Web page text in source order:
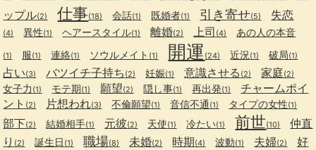
ップル(2) 仕事(18) 会話(1) 既婚者(1) 引き寄せ(5) 失恋
(4) 異性(1) ヘアースタイル(1) 離婚(2) 上司 (4) あの人の本音
(1) 服(1) 連絡(1) ソウルメイト (1) 開運 (24) 近況 (1) 破局(1)
占い(3) バツイチ子持ち (2) 妊娠(1) 意識させる (2) 家庭(2)
女子力 (1) モテ期(1) 願望(2) 隠し事(1) 再出発(1)
チャームポイ
ント (2) 片想われ(3) 不倫願望(1) 音信不通 (1) タイプの女性(1)
部下(2) 結婚相手(1) 元彼(2) 天使(1) 冷たい(1) 前世(10)
仲直
り (2) 誕生日 (1) 職場(8) 未婚(2) 時期(4) 波動(1) 夫婦(2)
好